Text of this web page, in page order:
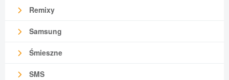
Remixy
Samsung
Śmieszne
SMS